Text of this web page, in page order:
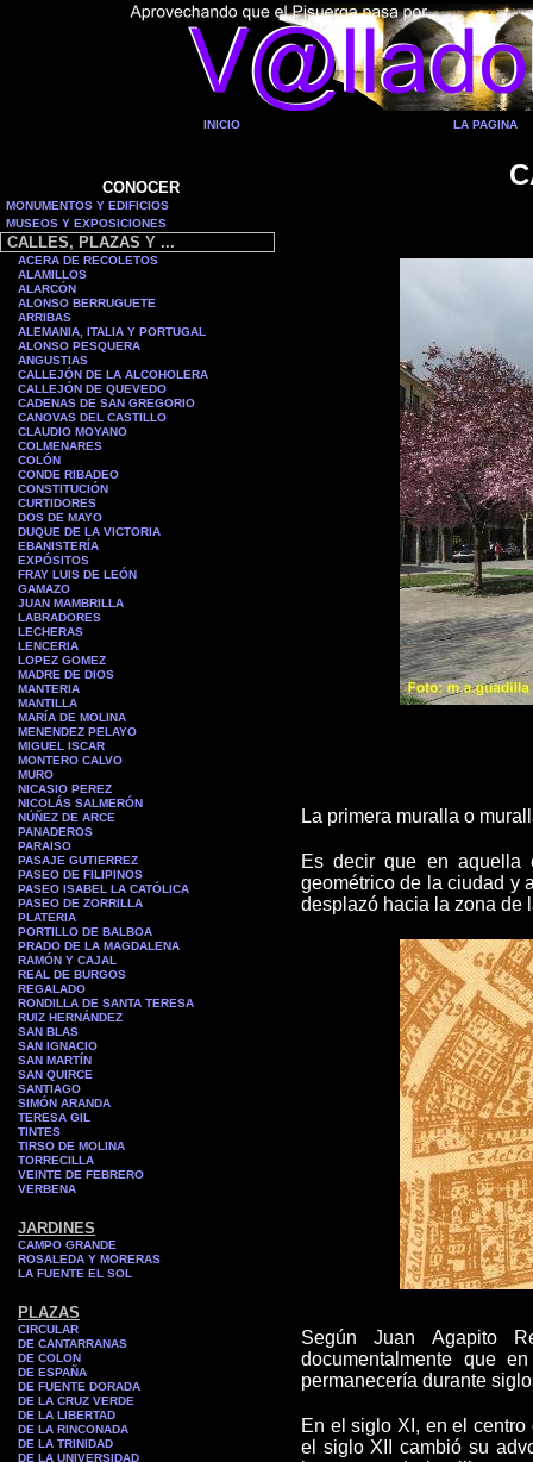
INICIO LA PAGINA
CONOCER
MONUMENTOS Y EDIFICIOS
MUSEOS Y EXPOSICIONES
CALLES, PLAZAS Y ...
ACERA DE RECOLETOS
ALAMILLOS
ALARCÓN
ALONSO BERRUGUETE
ARRIBAS
ALEMANIA, ITALIA Y PORTUGAL
ALONSO PESQUERA
ANGUSTIAS
CALLEJÓN DE LA ALCOHOLERA
CALLEJÓN DE QUEVEDO
CADENAS DE SAN GREGORIO
CANOVAS DEL CASTILLO
CLAUDIO MOYANO
COLMENARES
COLÓN
CONDE RIBADEO
CONSTITUCIÓN
CURTIDORES
DOS DE MAYO
DUQUE DE LA VICTORIA
EBANISTERÍA
EXPÓSITOS
FRAY LUIS DE LEÓN
GAMAZO
JUAN MAMBRILLA
LABRADORES
LECHERAS
LENCERIA
LOPEZ GOMEZ
MADRE DE DIOS
MANTERIA
MANTILLA
MARÍA DE MOLINA
MENENDEZ PELAYO
MIGUEL ISCAR
MONTERO CALVO
MURO
NICASIO PEREZ
NICOLÁS SALMERÓN
NÚÑEZ DE ARCE
PANADEROS
PARAISO
PASAJE GUTIERREZ
PASEO DE FILIPINOS
PASEO ISABEL LA CATÓLICA
PASEO DE ZORRILLA
PLATERIA
PORTILLO DE BALBOA
PRADO DE LA MAGDALENA
RAMÓN Y CAJAL
REAL DE BURGOS
REGALADO
RONDILLA DE SANTA TERESA
RUIZ HERNÁNDEZ
SAN BLAS
SAN IGNACIO
SAN MARTÍN
SAN QUIRCE
SANTIAGO
SIMÓN ARANDA
TERESA GIL
TINTES
TIRSO DE MOLINA
TORRECILLA
VEINTE DE FEBRERO
VERBENA
JARDINES
CAMPO GRANDE
ROSALEDA Y MORERAS
LA FUENTE EL SOL
PLAZAS
CIRCULAR
DE CANTARRANAS
DE COLON
DE ESPAÑA
DE FUENTE DORADA
DE LA CRUZ VERDE
DE LA LIBERTAD
DE LA RINCONADA
DE LA TRINIDAD
DE LA UNIVERSIDAD
La primera muralla o
Es decir que en
geométrico de la ciudad y
desplazó hacia la zona de
Según Juan Agapito
documentalmente que
permanecería durante
En el siglo XI, en el
el siglo XII cambió su